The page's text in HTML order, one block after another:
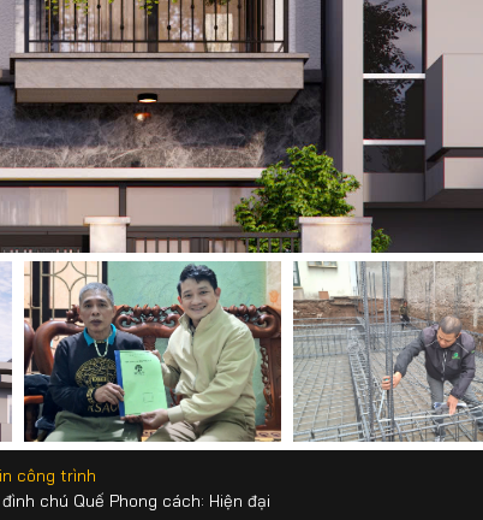
công trình
chú Quế Phong cách: Hiện đại